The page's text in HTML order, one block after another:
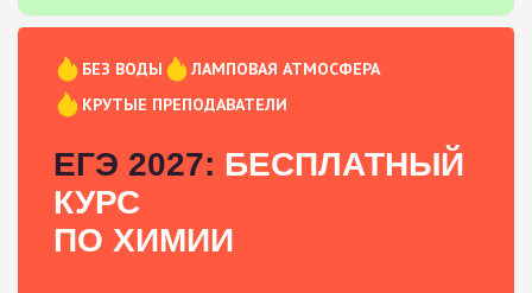
БЕЗ ВОДЫ
ЛАМПОВАЯ АТМОСФЕРА
КРУТЫЕ ПРЕПОДАВАТЕЛИ
ЕГЭ 2027: БЕСПЛАТНЫЙ
КУРС
ПО ХИМИИ